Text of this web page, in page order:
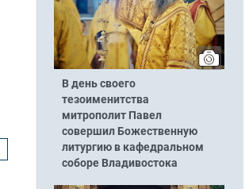
В день своего
тезоименитства
митрополит Павел
совершил Божественную
литургию в кафедральном
соборе Владивостока